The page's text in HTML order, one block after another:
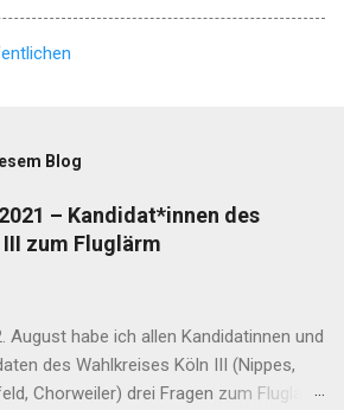
Blog
– Kandidat*innen des
zum Fluglärm
August habe ich allen Kandidatinnen und
des Wahlkreises Köln III (Nippes,
Chorweiler) drei Fragen zum Fluglärm